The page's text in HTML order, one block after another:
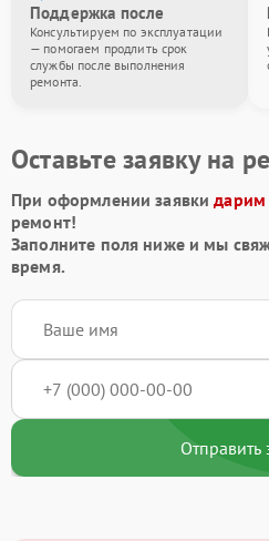
Поддержка после
Консультируем по эксплуатации
— помогаем продлить срок
службы после выполнения
ремонта.
Оставьте заявку на
При оформлении заявкидарим
ремонт!
Заполните поля ниже и мы
время.
Отправить